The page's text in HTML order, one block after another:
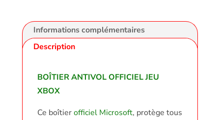
Description
Informations complémentaires
BOÎTIER ANTIVOL OFFICIEL JEU
XBOX
Ce boîtierofficiel Microsoft, protège tous